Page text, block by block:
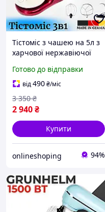
Тістоміс з чашею на 5л з
харчової нержавіючої
потужністю 3500 Вт
Кухонний комбайн
Тістоміси + Подарунок
Готово до відправки
від490₴/міс
2 940₴
3 350 ₴
Купити
onlineshoping 94%